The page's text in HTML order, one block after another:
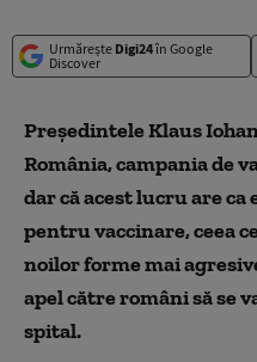
Urmărește Digi24în Google
Discover
Președintele Klaus
România, campania de
dar că acest lucru are
pentru vaccinare, ceea
noilor forme mai
apel către români să se
spital.